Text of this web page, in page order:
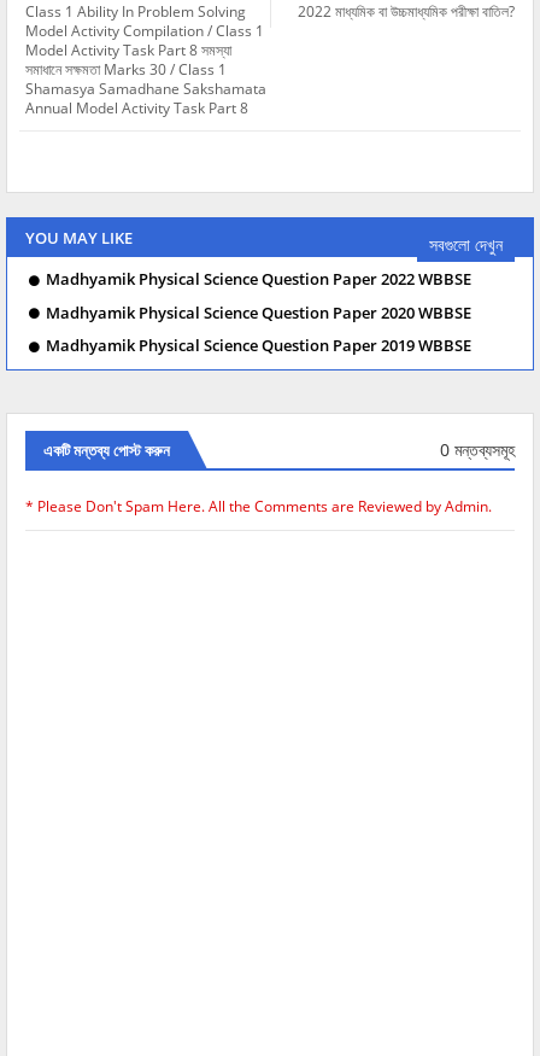
2022 মাধ্যমিক বা উচ্চমাধ্যমিক পরীক্ষা বাতিল?
Class 1 Ability In Problem Solving
Model Activity Compilation / Class 1
Model Activity Task Part 8 সমস্যা
সমাধানে সক্ষমতা Marks 30 / Class 1
Shamasya Samadhane Sakshamata
Annual Model Activity Task Part 8
YOU MAY LIKE সবগুলো দেখুন
Madhyamik Physical Science Question Paper 2022 WBBSE
Madhyamik Physical Science Question Paper 2020 WBBSE
Madhyamik Physical Science Question Paper 2019 WBBSE
একটি মন্তব্য পোস্ট করুন 0 মন্তব্যসমূহ
* Please Don't Spam Here. All the Comments are Reviewed by Admin.